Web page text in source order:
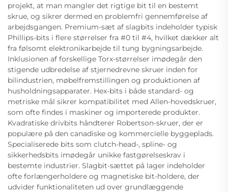
projekt, at man mangler det rigtige bit til en bestemt
skrue, og sikrer dermed en problemfri gennemførelse af
arbejdsgangen. Premium-sæt af slagbits indeholder typisk
Phillips-bits i flere størrelser fra #0 til #4, hvilket dækker alt
fra følsomt elektronikarbejde til tung bygningsarbejde.
Inklusionen af forskellige Torx-størrelser imødegår den
stigende udbredelse af stjernedrevne skruer inden for
bilindustrien, møbelfremstillingen og produktionen af
husholdningsapparater. Hex-bits i både standard- og
metriske mål sikrer kompatibilitet med Allen-hovedskruer,
som ofte findes i maskiner og importerede produkter.
Kvadratiske drivbits håndterer Robertson-skruer, der er
populære på den canadiske og kommercielle byggeplads.
Specialiserede bits som clutch-head-, spline- og
sikkerhedsbits imødegår unikke fastgørelseskrav i
bestemte industrier. Slagbit-sættet på lager indeholder
ofte forlængerholdere og magnetiske bit-holdere, der
udvider funktionaliteten ud over grundlæggende